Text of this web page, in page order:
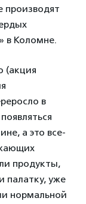
производят
в Коломне.
(акция
в
а это все-
продукты,
палатку, уже
нормальной